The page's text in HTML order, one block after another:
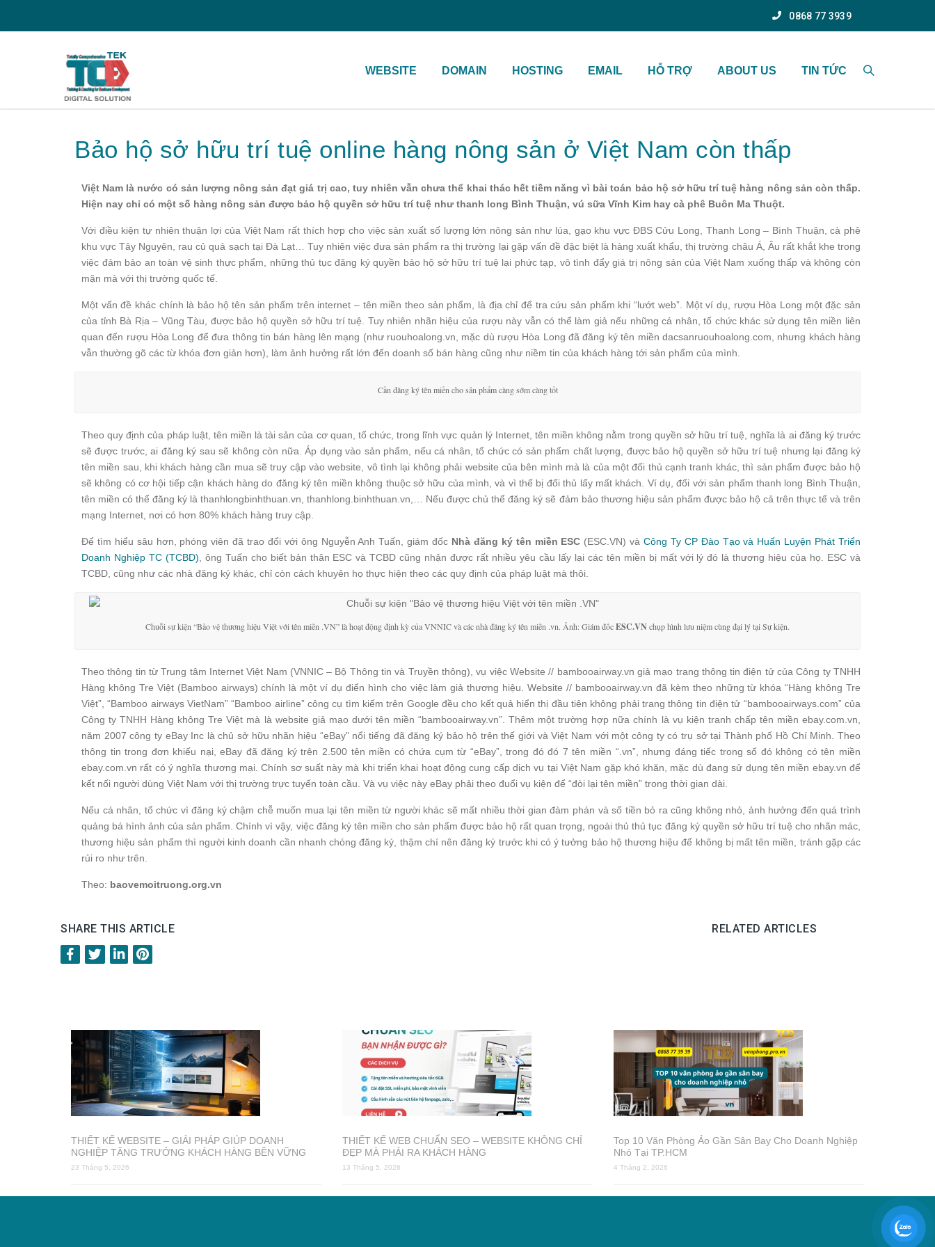
0868 77 3939
WEBSITE DOMAIN HOSTING EMAIL HỖ TRỢ ABOUT US TIN TỨC
Bảo hộ sở hữu trí tuệ online hàng nông sản ở Việt Nam còn thấp
Việt Nam là nước có sản lượng nông sản đạt giá trị cao, tuy nhiên vẫn chưa thể khai thác hết tiềm năng vì bài toán bảo hộ sở hữu trí tuệ hàng nông sản còn thấp.
Hiện nay chỉ có một số hàng nông sản được bảo hộ quyền sở hữu trí tuệ như thanh long Bình Thuận, vú sữa Vĩnh Kim hay cà phê Buôn Ma Thuột.
Với điều kiện tự nhiên thuận lợi của Việt Nam rất thích hợp cho việc sản xuất số lượng lớn nông sản như lúa, gạo khu vực ĐBS Cửu Long, Thanh Long – Bình Thuận, cà phê
khu vực Tây Nguyên, rau củ quả sạch tại Đà Lạt… Tuy nhiên việc đưa sản phẩm ra thị trường lại gặp vấn đề đặc biệt là hàng xuất khẩu, thị trường châu Á, Âu rất khắt khe trong
việc đảm bảo an toàn vệ sinh thực phẩm, những thủ tục đăng ký quyền bảo hộ sở hữu trí tuệ lại phức tạp, vô tình đẩy giá trị nông sản của Việt Nam xuống thấp và không còn
mặn mà với thị trường quốc tế.
Một vấn đề khác chính là bảo hộ tên sản phẩm trên internet – tên miền theo sản phẩm, là địa chỉ để tra cứu sản phẩm khi “lướt web”. Một ví dụ, rượu Hòa Long một đặc sản
của tỉnh Bà Rịa – Vũng Tàu, được bảo hộ quyền sở hữu trí tuệ. Tuy nhiên nhãn hiệu của rượu này vẫn có thể làm giả nếu những cá nhân, tổ chức khác sử dụng tên miền liên
quan đến rượu Hòa Long để đưa thông tin bán hàng lên mạng (như ruouhoalong.vn, mặc dù rượu Hòa Long đã đăng ký tên miền dacsanruouhoalong.com, nhưng khách hàng
vẫn thường gõ các từ khóa đơn giản hơn), làm ảnh hưởng rất lớn đến doanh số bán hàng cũng như niềm tin của khách hàng tới sản phẩm của mình.
Cần đăng ký tên miền cho sản phẩm càng sớm càng tốt
Theo quy định của pháp luật, tên miền là tài sản của cơ quan, tổ chức, trong lĩnh vực quản lý Internet, tên miền không nằm trong quyền sở hữu trí tuệ, nghĩa là ai đăng ký trước
sẽ được trước, ai đăng ký sau sẽ không còn nữa. Áp dụng vào sản phẩm, nếu cá nhân, tổ chức có sản phẩm chất lượng, được bảo hộ quyền sở hữu trí tuệ nhưng lại đăng ký
tên miền sau, khi khách hàng cần mua sẽ truy cập vào website, vô tình lại không phải website của bên mình mà là của một đối thủ cạnh tranh khác, thì sản phẩm được bảo hộ
sẽ không có cơ hội tiếp cận khách hàng do đăng ký tên miền không thuộc sở hữu của mình, và vì thế bị đối thủ lấy mất khách. Ví dụ, đối với sản phẩm thanh long Bình Thuận,
tên miền có thể đăng ký là thanhlongbinhthuan.vn, thanhlong.binhthuan.vn,… Nếu được chủ thể đăng ký sẽ đảm bảo thương hiệu sản phẩm được bảo hộ cả trên thực tế và trên
mạng Internet, nơi có hơn 80% khách hàng truy cập.
Để tìm hiểu sâu hơn, phóng viên đã trao đổi với ông Nguyễn Anh Tuấn, giám đốc Nhà đăng ký tên miền ESC (ESC.VN) vàCông Ty CP Đào Tạo và Huấn Luyện Phát Triển
Doanh Nghiệp TC (TCBD) , ông Tuấn cho biết bản thân ESC và TCBD cũng nhận được rất nhiều yêu cầu lấy lại các tên miền bị mất với lý đó là thương hiệu của họ. ESC và
TCBD, cũng như các nhà đăng ký khác, chỉ còn cách khuyên họ thực hiện theo các quy định của pháp luật mà thôi.
Chuỗi sự kiện “Bảo vệ thương hiệu Việt với tên miền .VN” là hoạt động định kỳ của VNNIC và các nhà đăng ký tên miền .vn. Ảnh: Giám đốcESC.VNchụp hình lưu niệm cùng đại lý tại Sự kiện.
Theo thông tin từ Trung tâm Internet Việt Nam (VNNIC – Bộ Thông tin và Truyền thông), vụ việc Website // bambooairway.vn giả mạo trang thông tin điện tử của Công ty TNHH
Hàng không Tre Việt (Bamboo airways) chính là một ví dụ điển hình cho việc làm giả thương hiệu. Website // bambooairway.vn đã kèm theo những từ khóa “Hàng không Tre
Việt”, “Bamboo airways VietNam” “Bamboo airline” công cụ tìm kiếm trên Google đều cho kết quả hiển thị đầu tiên không phải trang thông tin điện tử “bambooairways.com” của
Công ty TNHH Hàng không Tre Việt mà là website giả mạo dưới tên miền “bambooairway.vn”. Thêm một trường hợp nữa chính là vụ kiện tranh chấp tên miền ebay.com.vn,
năm 2007 công ty eBay Inc là chủ sở hữu nhãn hiệu “eBay” nổi tiếng đã đăng ký bảo hộ trên thế giới và Việt Nam với một công ty có trụ sở tại Thành phố Hồ Chí Minh. Theo
thông tin trong đơn khiếu nại, eBay đã đăng ký trên 2.500 tên miền có chứa cụm từ “eBay”, trong đó đó 7 tên miền “.vn”, nhưng đáng tiếc trong số đó không có tên miền
ebay.com.vn rất có ý nghĩa thương mại. Chính sơ suất này mà khi triển khai hoạt động cung cấp dịch vụ tại Việt Nam gặp khó khăn, mặc dù đang sử dụng tên miền ebay.vn để
kết nối người dùng Việt Nam với thị trường trực tuyến toàn cầu. Và vụ việc này eBay phải theo đuổi vụ kiện để “đòi lại tên miền” trong thời gian dài.
Nếu cá nhân, tổ chức vì đăng ký chậm chễ muốn mua lại tên miền từ người khác sẽ mất nhiều thời gian đàm phán và số tiền bỏ ra cũng không nhỏ, ảnh hưởng đến quá trình
quảng bá hình ảnh của sản phẩm. Chính vì vậy, việc đăng ký tên miền cho sản phẩm được bảo hộ rất quan trọng, ngoài thủ thủ tục đăng ký quyền sở hữu trí tuệ cho nhãn mác,
thương hiệu sản phẩm thì người kinh doanh cần nhanh chóng đăng ký, thậm chí nên đăng ký trước khi có ý tưởng bảo hộ thương hiệu để không bị mất tên miền, tránh gặp các
rủi ro như trên.
Theo: baovemoitruong.org.vn
SHARE THIS ARTICLE RELATED ARTICLES
THIẾT KẾ WEBSITE – GIẢI PHÁP GIÚP DOANH
NGHIỆP TĂNG TRƯỞNG KHÁCH HÀNG BỀN VỮNG
23 Tháng 5, 2026
THIẾT KẾ WEB CHUẨN SEO – WEBSITE KHÔNG CHỈ
ĐẸP MÀ PHẢI RA KHÁCH HÀNG
13 Tháng 5, 2026
Top 10 Văn Phòng Ảo Gần Sân Bay Cho Doanh Nghiệp
Nhỏ Tại TP.HCM
4 Tháng 2, 2026